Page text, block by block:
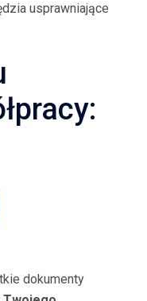
usprawniające
dokumenty